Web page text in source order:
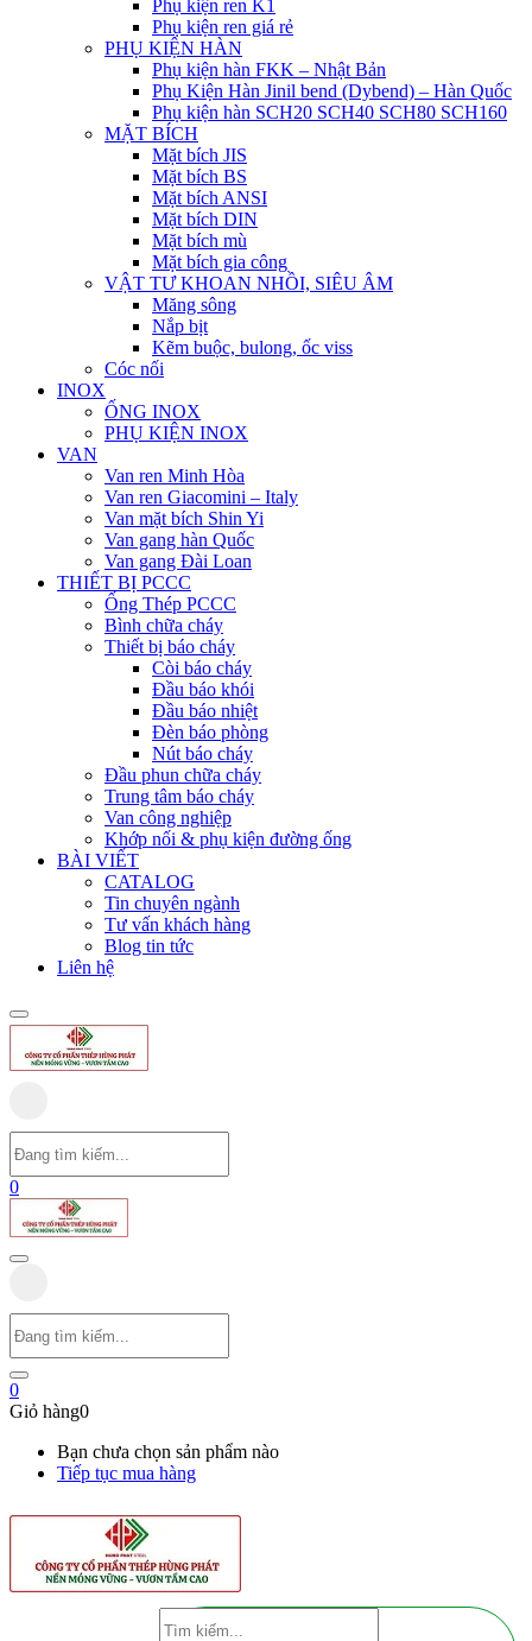
Phụ kiện ren K1
Phụ kiện ren giá rẻ
PHỤ KIỆN HÀN
Phụ kiện hàn FKK – Nhật Bản
Phụ Kiện Hàn Jinil bend (Dybend) – Hàn Quốc
Phụ kiện hàn SCH20 SCH40 SCH80 SCH160
MẶT BÍCH
Mặt bích JIS
Mặt bích BS
Mặt bích ANSI
Mặt bích DIN
Mặt bích mù
Mặt bích gia công
VẬT TƯ KHOAN NHỒI, SIÊU ÂM
Măng sông
Nắp bịt
Kẽm buộc, bulong, ốc viss
Cóc nối
INOX
ỐNG INOX
PHỤ KIỆN INOX
VAN
Van ren Minh Hòa
Van ren Giacomini – Italy
Van mặt bích Shin Yi
Van gang hàn Quốc
Van gang Đài Loan
THIẾT BỊ PCCC
Ống Thép PCCC
Bình chữa cháy
Thiết bị báo cháy
Còi báo cháy
Đầu báo khói
Đầu báo nhiệt
Đèn báo phòng
Nút báo cháy
Đầu phun chữa cháy
Trung tâm báo cháy
Van công nghiệp
Khớp nối & phụ kiện đường ống
BÀI VIẾT
CATALOG
Tin chuyên ngành
Tư vấn khách hàng
Blog tin tức
Liên hệ
0
0
Giỏ hàng0
Bạn chưa chọn sản phẩm nào
Tiếp tục mua hàng